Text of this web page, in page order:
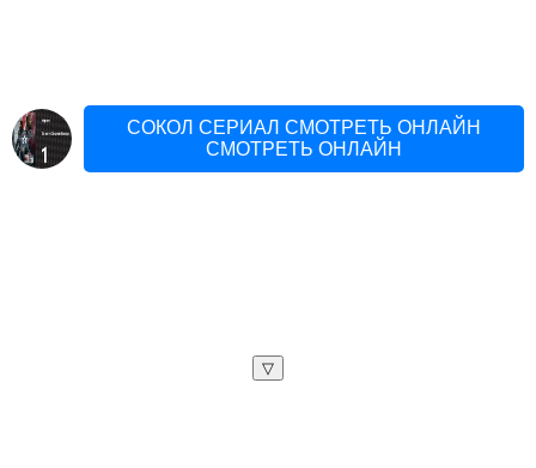
СОКОЛ СЕРИАЛ СМОТРЕТЬ ОНЛАЙН
СМОТРЕТЬ ОНЛАЙН
▽